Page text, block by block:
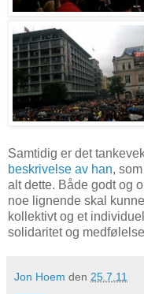
Samtidig er det
beskrivelse av han,
alt dette. Både godt og
noe lignende skal
kollektivt og et
solidaritet og
Jon Hoem den 25.7.11